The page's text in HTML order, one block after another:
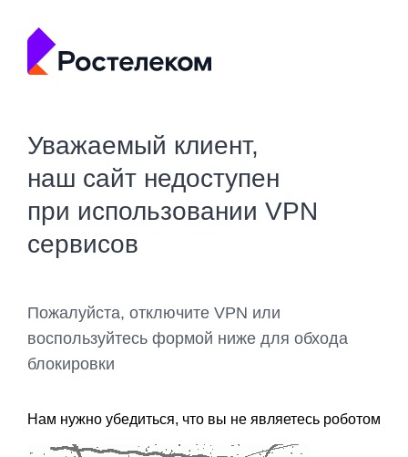
Уважаемый клиент,
наш сайт недоступен
при использовании VPN
сервисов
Пожалуйста, отключите VPN или
воспользуйтесь формой ниже для обхода
блокировки
Нам нужно убедиться, что вы не являетесь роботом